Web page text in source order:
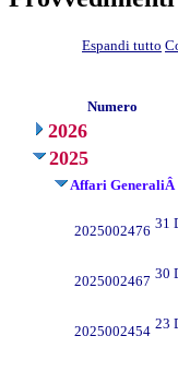
Espandi tutto
Numero
2026
2025
Affari GeneraliÂ
2025002476 31
2025002467 30
2025002454 23